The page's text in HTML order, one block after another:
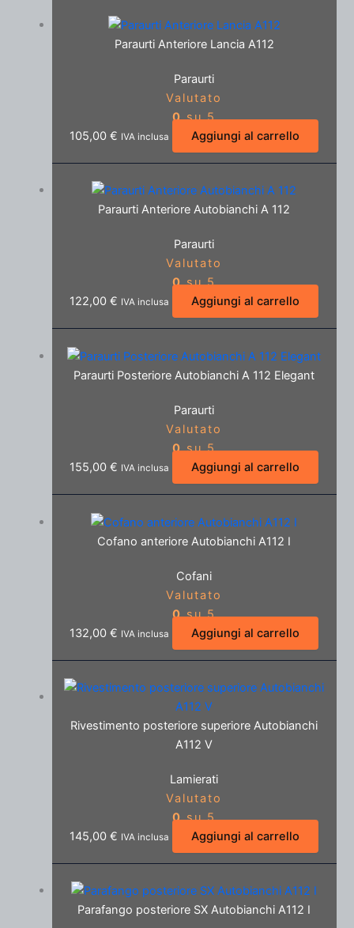
Paraurti Anteriore Lancia A112
Paraurti
Valutato
0su 5
105,00€ IVA inclusa Aggiungi al carrello
Paraurti Anteriore Autobianchi A 112
Paraurti
Valutato
0su 5
122,00€ IVA inclusa Aggiungi al carrello
Paraurti Posteriore Autobianchi A 112 Elegant
Paraurti
Valutato
0su 5
155,00€ IVA inclusa Aggiungi al carrello
Cofano anteriore Autobianchi A112 I
Cofani
Valutato
0su 5
132,00€ IVA inclusa Aggiungi al carrello
Rivestimento posteriore superiore Autobianchi
A112 V
Lamierati
Valutato
0su 5
145,00€ IVA inclusa Aggiungi al carrello
Parafango posteriore SX Autobianchi A112 I